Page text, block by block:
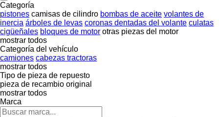
Categoría
pistones camisas de cilindro bombas de aceite volantes de
inercia árboles de levas coronas dentadas del volante culatas
cigüeñales bloques de motor otras piezas del motor
mostrar todos
Categoría del vehículo
camiones cabezas tractoras
mostrar todos
Tipo de pieza de repuesto
pieza de recambio original
mostrar todos
Marca